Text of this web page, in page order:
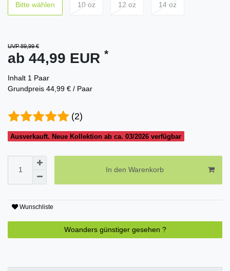
Bitte wählen 10 oz 12 oz 14 oz
UVP 89,99 €
ab 44,99 EUR *
Inhalt 1 Paar
Grundpreis 44,99 € / Paar
(2)
Ausverkauft. Neue Kollektion ab ca. 03/2026 verfügbar
In den Warenkorb
Wunschliste
Woanders günstiger gesehen ?